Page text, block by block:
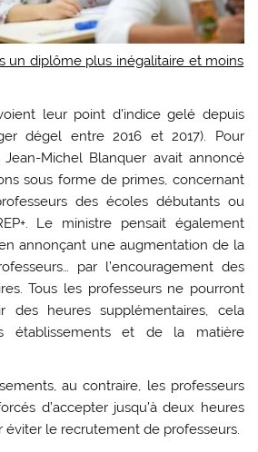
un diplôme plus inégalitaire et moins
leur point d’indice gelé depuis
dégel entre 2016 et 2017). Pour
Michel Blanquer avait annoncé
sous forme de primes, concernant
des écoles débutants ou
Le ministre pensait également
annonçant une augmentation de la
par l’encouragement des
Tous les professeurs ne pourront
des heures supplémentaires, cela
établissements et de la matière
au contraire, les professeurs
d’accepter jusqu’à deux heures
éviter le recrutement de professeurs.